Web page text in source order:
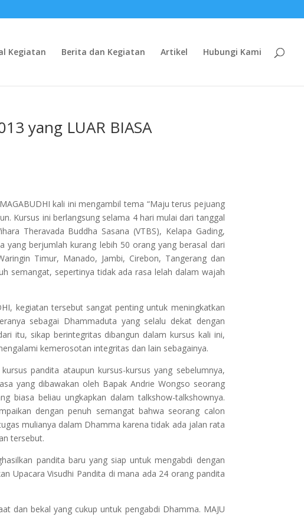
Kegiatan Berita dan Kegiatan Artikel Hubungi Kami
yang LUAR BIASA
kali ini mengambil tema “Maju terus pejuang
Kursus ini berlangsung selama 4 hari mulai dari tanggal
Theravada Buddha Sasana (VTBS), Kelapa Gading,
yang berjumlah kurang lebih 50 orang yang berasal dari
Timur, Manado, Jambi, Cirebon, Tangerang dan
semangat, sepertinya tidak ada rasa lelah dalam wajah
kegiatan tersebut sangat penting untuk meningkatkan
sebagai Dhammaduta yang selalu dekat dengan
itu, sikap berintegritas dibangun dalam kursus kali ini,
kemerosotan integritas dan lain sebagainya.
pandita ataupun kursus-kursus yang sebelumnya,
yang dibawakan oleh Bapak Andrie Wongso seorang
biasa beliau ungkapkan dalam talkshow-talkshownya.
dengan penuh semangat bahwa seorang calon
mulianya dalam Dhamma karena tidak ada jalan rata
tersebut.
pandita baru yang siap untuk mengabdi dengan
Upacara Visudhi Pandita di mana ada 24 orang pandita
dan bekal yang cukup untuk pengabdi Dhamma. MAJU